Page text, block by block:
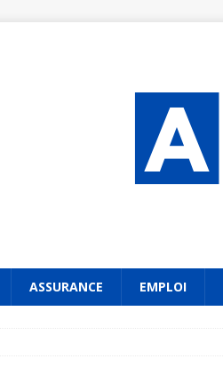
ASSURANCE EMPLOI